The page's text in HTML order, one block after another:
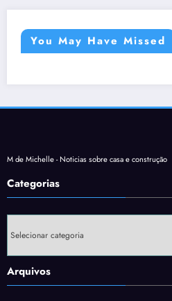
You May Have Missed
M de Michelle - Noticias sobre casa e construção
Categorias
Arquivos